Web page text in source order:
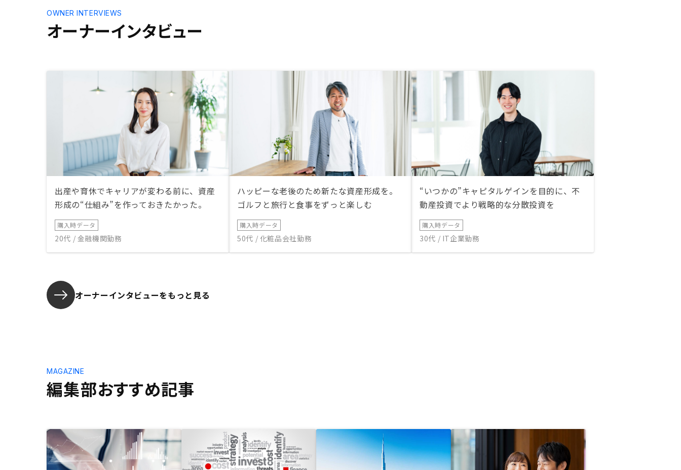
オーナーインタビュー
OWNER INTERVIEWS
出産や育休でキャリアが変わる前に、資産
形成の“仕組み”を作っておきたかった。
購入時データ
20代 / 金融機関勤務
ハッピーな老後のため新たな資産形成を。
ゴルフと旅行と食事をずっと楽しむ
購入時データ
50代 / 化粧品会社勤務
“いつかの”キャピタルゲインを目的に、不
動産投資でより戦略的な分散投資を
購入時データ
30代 / IT企業勤務
オーナーインタビューをもっと見る
編集部おすすめ記事
MAGAZINE